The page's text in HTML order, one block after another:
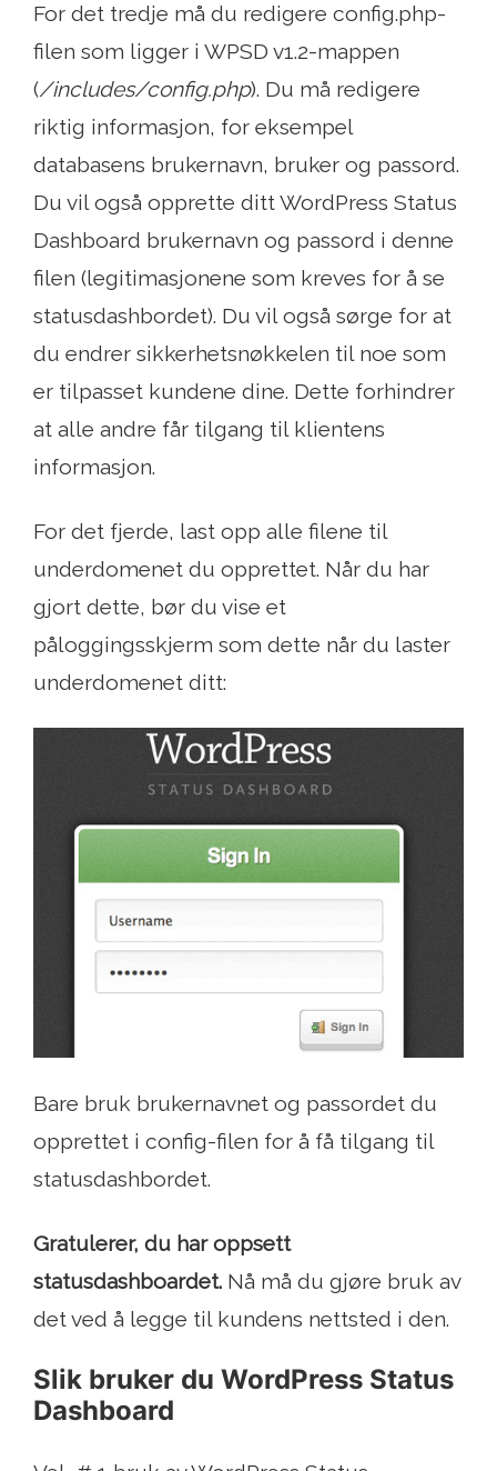
For det tredje må du redigere config.php-
filen som ligger i WPSD v1.2-mappen
(/includes/config.php). Du må redigere
riktig informasjon, for eksempel
databasens brukernavn, bruker og passord.
Du vil også opprette ditt WordPress Status
Dashboard brukernavn og passord i denne
filen (legitimasjonene som kreves for å se
statusdashbordet). Du vil også sørge for at
du endrer sikkerhetsnøkkelen til noe som
er tilpasset kundene dine. Dette forhindrer
at alle andre får tilgang til klientens
informasjon.
For det fjerde, last opp alle filene til
underdomenet du opprettet. Når du har
gjort dette, bør du vise et
påloggingsskjerm som dette når du laster
underdomenet ditt:
Bare bruk brukernavnet og passordet du
opprettet i config-filen for å få tilgang til
statusdashbordet.
Gratulerer, du har oppsett
statusdashboardet. Nå må du gjøre bruk av
det ved å legge til kundens nettsted i den.
Slik bruker du WordPress Status
Dashboard